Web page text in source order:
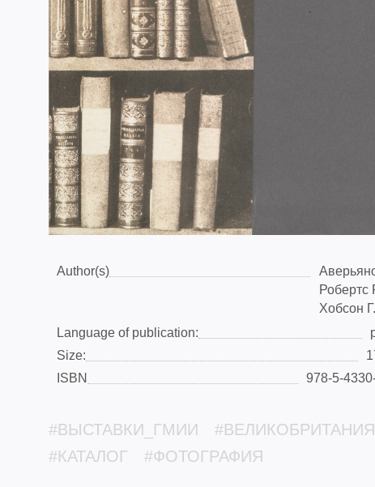
Author(s)
Робертс
Хобсон Г.
Language of publication:
Size:
ISBN
978-5-
#ВЫСТАВКИ_ГМИИ
#ВЕЛИКОБРИТАНИЯ
#КАТАЛОГ
#ФОТОГРАФИЯ